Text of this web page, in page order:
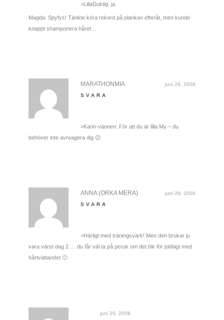
>LillaDuktig: ja.
Magda: Spyfys! Tänkte köra rekord på plankan efteråt, men kunde
knappt shamponera håret…
juni 29, 2008
MARATHONMIA
SVARA
>Karin-vännen: För att du är lilla My – du
behöver inte avreagera dig 😉
juni 29, 2008
ANNA (ORKA MERA)
SVARA
>Härligt med träningsvärk! Men den brukar ju
vara värst dag 2…. du får väl ta på peruk om det blir för jobbigt med
hårtvättandet 🙂
juni 29, 2008